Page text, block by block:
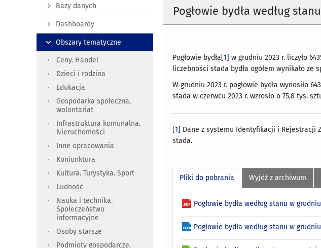
Pogłowie bydła według
Pogłowie bydła[1] w grudniu 2023 r. liczyło
liczebności stada bydła ogółem wynikało
W grudniu 2023 r. pogłowie bydła wynosiło
stada w czerwcu 2023 r. wzrosło o 75,8 tys.
[1] Dane z systemu Identyfikacji i Rejestracji
stada.
Pliki do pobrania Wyjdź z archiwum
Pogłowie bydła według stanu w
Pogłowie bydła według stanu w
Bazy danych
Dashboardy
Obszary tematyczne
Ceny. Handel
Dzieci i rodzina
Edukacja
Gospodarka społeczna,
wolontariat
Infrastruktura komunalna.
Nieruchomości
Inne opracowania
Koniunktura
Kultura. Turystyka. Sport
Ludność
Nauka i technika.
Społeczeństwo
informacyjne
Osoby starsze
Podmioty gospodarcze.